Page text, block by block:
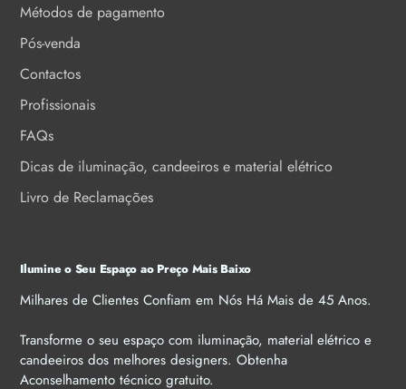
Métodos de pagamento
Pós-venda
Contactos
Profissionais
FAQs
Dicas de iluminação, candeeiros e material elétrico
Livro de Reclamações
Ilumine o Seu Espaço ao Preço Mais Baixo
Milhares de Clientes Confiam em Nós Há Mais de 45 Anos.
Transforme o seu espaço com iluminação, material elétrico e
candeeiros dos melhores designers. Obtenha
Aconselhamento técnico gratuito.